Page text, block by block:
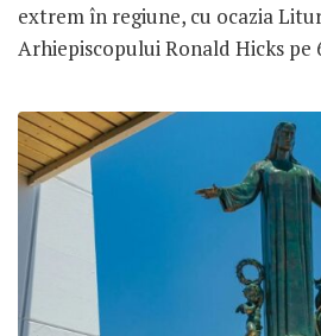
extrem în regiune, cu ocazia
Arhiepiscopului Ronald Hicks pe